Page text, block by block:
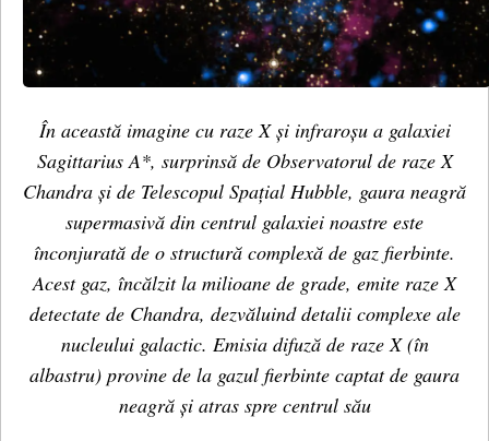
În această imagine cu raze X și infraroșu a galaxiei
Sagittarius A*, surprinsă de Observatorul de raze X
Chandra și de Telescopul Spațial Hubble, gaura neagră
supermasivă din centrul galaxiei noastre este
înconjurată de o structură complexă de gaz fierbinte.
Acest gaz, încălzit la milioane de grade, emite raze X
detectate de Chandra, dezvăluind detalii complexe ale
nucleului galactic. Emisia difuză de raze X (în
albastru) provine de la gazul fierbinte captat de gaura
neagră și atras spre centrul său